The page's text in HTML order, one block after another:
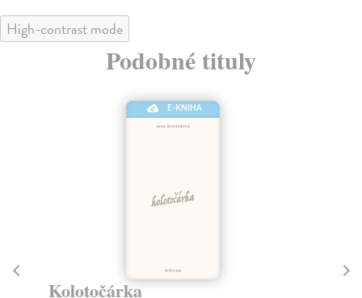
High-contrast mode
Podobné tituly
E-KNIHA
Kolotočárka